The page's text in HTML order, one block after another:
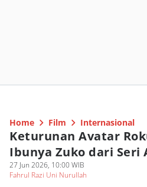
Home Film Internasional
Keturunan Avatar
Ibunya Zuko dari Seri
27 Jun 2026, 10:00 WIB
Fahrul Razi Uni Nurullah